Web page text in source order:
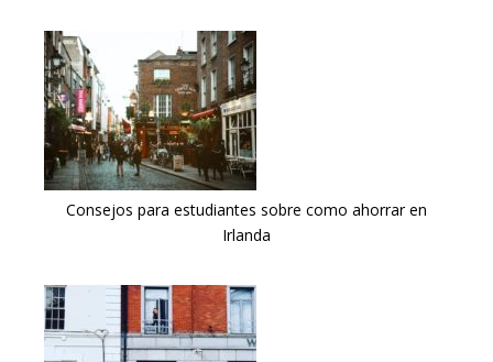
Consejos para estudiantes sobre como ahorrar en
Irlanda